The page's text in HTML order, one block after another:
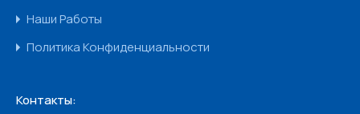
Наши Работы
Политика Конфиденциальности
Контакты: